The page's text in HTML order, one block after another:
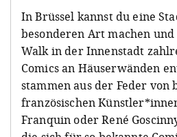
In Brüssel kannst du eine
besonderen Art machen
Walk in der Innenstadt
Comics an Häuserwänden
stammen aus der Feder von
französischen
Franquin oder René